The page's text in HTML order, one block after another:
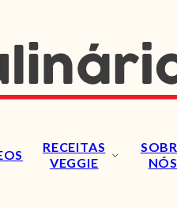
RECEITAS
VEGGIE
NÓS